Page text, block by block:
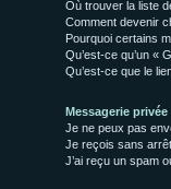
Où trouver la liste
Comment devenir
Pourquoi certains
Qu’est-ce qu’un «
Qu’est-ce que le
Messagerie privée
Je ne peux pas
Je reçois sans
J’ai reçu un spam